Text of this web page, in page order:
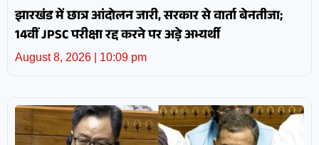
झारखंड में छात्र आंदोलन जारी, सरकार से वार्ता बेनतीजा;
14वीं JPSC परीक्षा रद्द करने पर अड़े अभ्यर्थी
August 8, 2026 10:09 pm